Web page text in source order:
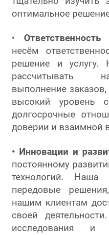
оптимальное
•
несём
решение и услугу.
рассчитывать
выполнение
высокий уровень
долгосрочные
доверии и взаимной
• Инновации и
постоянному
технологий. Наша
передовые
нашим клиентам
своей
исследования и